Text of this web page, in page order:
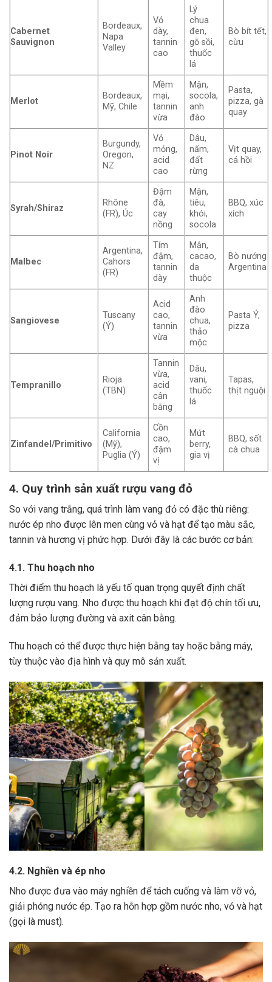
Cabernet
Sauvignon
Bordeaux,
Napa
Valley
Vỏ
dày,
tannin
cao
Lý
chua
đen,
gỗ sồi,
thuốc
lá
Bò bít tết,
cừu
Merlot
Bordeaux,
Mỹ, Chile
Mềm
mại,
tannin
vừa
Mận,
socola,
anh
đào
Pasta,
pizza, gà
quay
Pinot Noir
Burgundy,
Oregon,
NZ
Vỏ
mỏng,
acid
cao
Dâu,
nấm,
đất
rừng
Vịt quay,
cá hồi
Syrah/Shiraz
Rhône
(FR), Úc
Đậm
đà,
cay
nồng
Mận,
tiêu,
khói,
socola
BBQ, xúc
xích
Malbec
Argentina,
Cahors
(FR)
Tím
đậm,
tannin
dày
Mận,
cacao,
da
thuộc
Bò nướng
Argentina
Sangiovese
Tuscany
(Ý)
Acid
cao,
tannin
vừa
Anh
đào
chua,
thảo
mộc
Pasta Ý,
pizza
Tempranillo
Rioja
(TBN)
Tannin
vừa,
acid
cân
bằng
Dâu,
vani,
thuốc
lá
Tapas,
thịt nguội
Zinfandel/Primitivo
California
(Mỹ),
Puglia (Ý)
Cồn
cao,
đậm
vị
Mứt
berry,
gia vị
BBQ, sốt
cà chua
4. Quy trình sản xuất rượu vang đỏ
So với vang trắng, quá trình làm vang đỏ có đặc thù riêng:
nước ép nho được lên men cùng vỏ và hạt để tạo màu sắc,
tannin và hương vị phức hợp. Dưới đây là các bước cơ bản:
4.1. Thu hoạch nho
Thời điểm thu hoạch là yếu tố quan trọng quyết định chất
lượng rượu vang. Nho được thu hoạch khi đạt độ chín tối ưu,
đảm bảo lượng đường và axit cân bằng.
Thu hoạch có thể được thực hiện bằng tay hoặc bằng máy,
tùy thuộc vào địa hình và quy mô sản xuất.
4.2. Nghiền và ép nho
Nho được đưa vào máy nghiền để tách cuống và làm vỡ vỏ,
giải phóng nước ép. Tạo ra hỗn hợp gồm nước nho, vỏ và hạt
(gọi là must).